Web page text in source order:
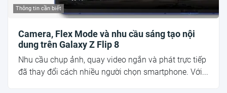
Thông tin cần biết
Camera, Flex Mode và nhu cầu sáng tạo nội
dung trên Galaxy Z Flip 8
Nhu cầu chụp ảnh, quay video ngắn và phát trực tiếp
đã thay đổi cách nhiều người chọn smartphone. Với...